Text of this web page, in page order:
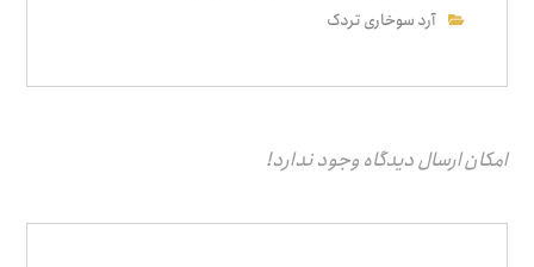
آرد سوخاری تردک
امکان ارسال دیدگاه وجود ندارد!